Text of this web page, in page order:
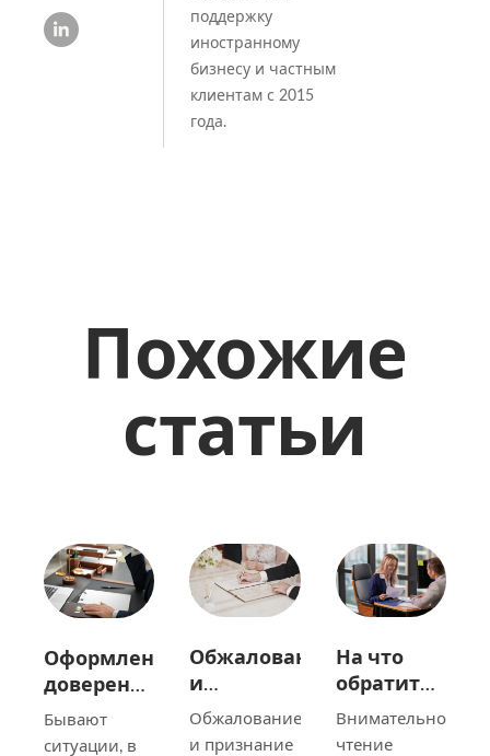
поддержку
иностранному
бизнесу и частным
клиентам с 2015
года.
Похожие
статьи
Оформление
доверенности
в
Бывают
ситуации, в
Обжалование
и
признание
недействительным
Обжалование
и признание
На что
обратить
внимание
в
Внимательное
чтение